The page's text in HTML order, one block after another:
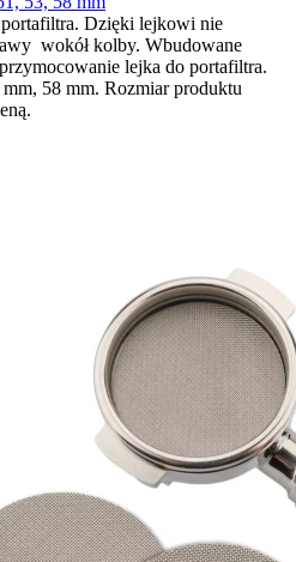
Dzięki lejkowi nie
wokół kolby. Wbudowane
lejka do portafiltra.
58 mm. Rozmiar produktu